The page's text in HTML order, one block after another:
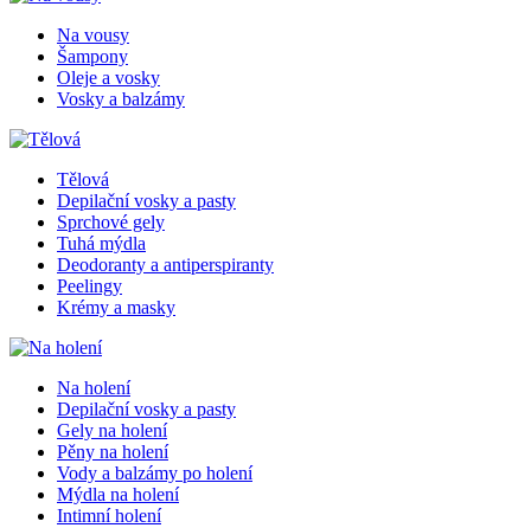
Na vousy
Šampony
Oleje a vosky
Vosky a balzámy
Tělová
Depilační vosky a pasty
Sprchové gely
Tuhá mýdla
Deodoranty a antiperspiranty
Peelingy
Krémy a masky
Na holení
Depilační vosky a pasty
Gely na holení
Pěny na holení
Vody a balzámy po holení
Mýdla na holení
Intimní holení